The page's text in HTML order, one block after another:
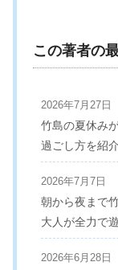
この著者の
2026年7月27日
竹島の夏休み
過ごし方を紹介
2026年7月7日
朝から夜まで
大人が全力で
2026年6月28日